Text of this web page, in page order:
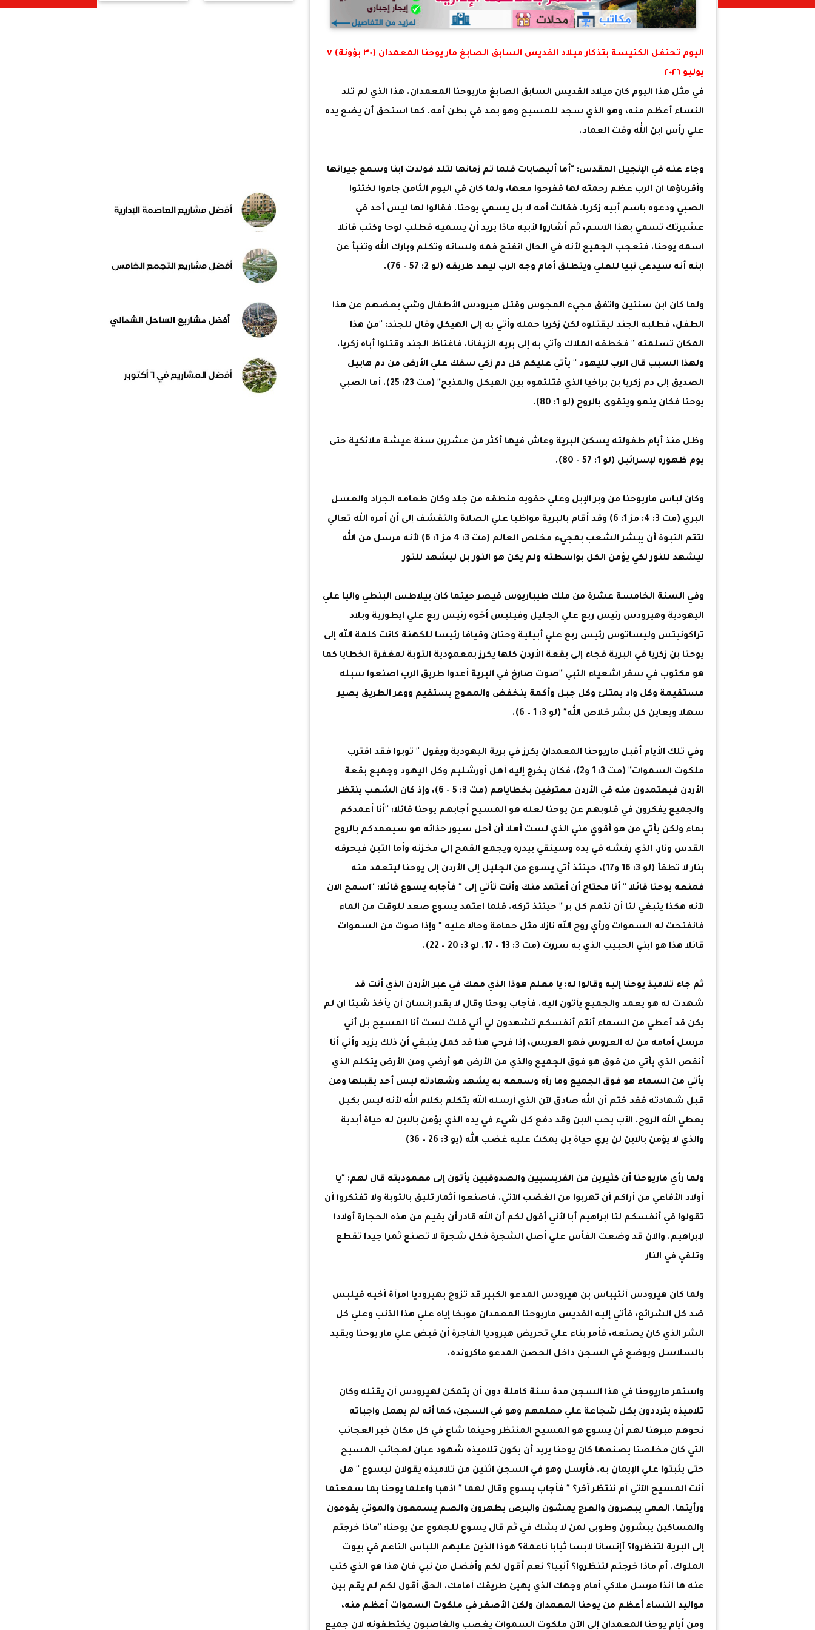
اليوم تحتفل الكنيسة بتذكار ميلاد القديس السابق الصابغ مار يوحنا المعمدان (٣٠ بؤونة) ٧
يوليو ٢٠٢٦
في مثل هذا اليوم كان ميلاد القديس السابق الصابغ ماريوحنا المعمدان. هذا الذي لم تلد
النساء أعظم منه، وهو الذي سجد للمسيح وهو بعد في بطن أمه. كما استحق أن يضع يده
علي رأس ابن الله وقت العماد.
وجاء عنه في الإنجيل المقدس: "أما أليصابات فلما تم زمانها لتلد فولدت ابنا وسمع جيرانها
وأقرباؤها ان الرب عظم رحمته لها ففرحوا معها، ولما كان في اليوم الثامن جاءوا لختنوا
الصبي ودعوه باسم أبيه زكريا. فقالت أمه لا بل يسمي يوحنا. فقالوا لها ليس أحد في
عشيرتك تسمي بهذا الاسم، ثم أشاروا لأبيه ماذا يريد أن يسميه فطلب لوحا وكتب قائلا
اسمه يوحنا. فتعجب الجميع لأنه في الحال انفتح فمه ولسانه وتكلم وبارك الله وتنبأ عن
ابنه أنه سيدعي نبيا للعلي وينطلق أمام وجه الرب ليعد طريقه (لو 2: 57 – 76).
ولما كان ابن سنتين واتفق مجيء المجوس وقتل هيرودس الأطفال وشي بعضهم عن هذا
الطفل، فطلبه الجند ليقتلوه لكن زكريا حمله وأتي به إلى الهيكل وقال للجند: "من هذا
المكان تسلمته " فخطفه الملاك وأتي به إلى بريه الزيفانا. فاغتاظ الجند وقتلوا أباه زكريا.
ولهذا السبب قال الرب لليهود " يأتي عليكم كل دم زكي سفك علي الأرض من دم هابيل
الصديق إلى دم زكريا بن براخيا الذي قتلتموه بين الهيكل والمذبح" (مت 23: 25). أما الصبي
يوحنا فكان ينمو ويتقوى بالروح (لو 1: 80).
وظل منذ أيام طفولته يسكن البرية وعاش فيها أكثر من عشرين سنة عيشة ملائكية حتى
يوم ظهوره لإسرائيل (لو 1: 57 – 80).
وكان لباس ماريوحنا من وبر الإبل وعلي حقويه منطقه من جلد وكان طعامه الجراد والعسل
البري (مت 3: 4: مز 1: 6) وقد أقام بالبرية مواظبا علي الصلاة والتقشف إلى أن أمره الله تعالي
لتتم النبوة أن يبشر الشعب بمجيء مخلص العالم (مت 3: 4 مز 1: 6) لأنه مرسل من الله
ليشهد للنور لكي يؤمن الكل بواسطته ولم يكن هو النور بل ليشهد للنور
وفي السنة الخامسة عشرة من ملك طيباريوس قيصر حينما كان بيلاطس البنطي واليا علي
اليهودية وهيرودس رئيس ربع علي الجليل وفيلبس أخوه رئيس ربع علي ايطورية وبلاد
تراكونيتس وليساتوس رئيس ربع علي أبيلية وحنان وقيافا رئيسا للكهنة كانت كلمة الله إلى
يوحنا بن زكريا في البرية فجاء إلى بقعة الأردن كلها يكرز بمعمودية التوبة لمغفرة الخطايا كما
هو مكتوب في سفر اشعياء النبي "صوت صارخ في البرية أعدوا طريق الرب اصنعوا سبله
مستقيمة وكل واد يمتلئ وكل جبل وأكمة ينخفض والمعوج يستقيم ووعر الطريق يصير
سهلا ويعاين كل بشر خلاص الله" (لو 3: 1 – 6).
وفي تلك الأيام أقبل ماريوحنا المعمدان يكرز في برية اليهودية ويقول " توبوا فقد اقترب
ملكوت السموات" (مت 3: 1 و2)، فكان يخرج إليه أهل أورشليم وكل اليهود وجميع بقعة
الأردن فيعتمدون منه في الأردن معترفين بخطاياهم (مت 3: 5 – 6)، وإذ كان الشعب ينتظر
والجميع يفكرون في قلوبهم عن يوحنا لعله هو المسيح أجابهم يوحنا قائلا: "أنا أعمدكم
بماء ولكن يأتي من هو أقوي مني الذي لست أهلا أن أحل سيور حذائه هو سيعمدكم بالروح
القدس ونار. الذي رفشه في يده وسينقي بيدره ويجمع القمح إلى مخزنه وأما التبن فيحرقه
بنار لا تطفأ (لو 3: 16 و17)، حينئذ أتي يسوع من الجليل إلى الأردن إلى يوحنا ليتعمد منه
فمنعه يوحنا قائلا " أنا محتاج أن أعتمد منك وأنت تأتي إلى " فأجابه يسوع قائلا: "اسمح الآن
لأنه هكذا ينبغي لنا أن نتمم كل بر " حينئذ تركه. فلما اعتمد يسوع صعد للوقت من الماء
فانفتحت له السموات ورأي روح الله نازلا مثل حمامة وحالا عليه " وإذا صوت من السموات
قائلا هذا هو ابني الحبيب الذي به سررت (مت 3: 13 – 17. لو 3: 20 – 22).
ثم جاء تلاميذ يوحنا إليه وقالوا له: يا معلم هوذا الذي معك في عبر الأردن الذي أنت قد
شهدت له هو يعمد والجميع يأتون اليه. فأجاب يوحنا وقال لا يقدر إنسان أن يأخذ شيئا ان لم
يكن قد أعطي من السماء أنتم أنفسكم تشهدون لي أني قلت لست أنا المسيح بل أني
مرسل أمامه من له العروس فهو العريس، إذا فرحي هذا قد كمل ينبغي أن ذلك يزيد وأني أنا
أنقص الذي يأتي من فوق هو فوق الجميع والذي من الأرض هو أرضي ومن الأرض يتكلم الذي
يأتي من السماء هو فوق الجميع وما رآه وسمعه به يشهد وشهادته ليس أحد يقبلها ومن
قبل شهادته فقد ختم أن الله صادق لآن الذي أرسله الله يتكلم بكلام الله لأنه ليس بكيل
يعطي الله الروح. الآب يحب الابن وقد دفع كل شيء في يده الذي يؤمن بالابن له حياة أبدية
والذي لا يؤمن بالابن لن يري حياة بل يمكث عليه غضب الله (يو 3: 26 – 36)
ولما رأي ماريوحنا أن كثيرين من الفريسيين والصدوقيين يأتون إلى معموديته قال لهم: "يا
أولاد الأفاعي من أراكم أن تهربوا من الغضب الآتي. فاصنعوا أثمار تليق بالتوبة ولا تفتكروا أن
تقولوا في أنفسكم لنا ابراهيم أبا لأني أقول لكم أن الله قادر أن يقيم من هذه الحجارة أولادا
لإبراهيم. والآن قد وضعت الفأس علي أصل الشجرة فكل شجرة لا تصنع ثمرا جيدا تقطع
وتلقي في النار
ولما كان هيرودس أنتيباس بن هيرودس المدعو الكبير قد تزوج بهيروديا امرأة أخيه فيلبس
ضد كل الشرائع، فأتي إليه القديس ماريوحنا المعمدان موبخا إياه علي هذا الذنب وعلي كل
الشر الذي كان يصنعه، فأمر بناء علي تحريض هيروديا الفاجرة أن قبض علي مار يوحنا ويقيد
بالسلاسل ويوضع في السجن داخل الحصن المدعو ماكرونده.
واستمر ماريوحنا في هذا السجن مدة سنة كاملة دون أن يتمكن لهيرودس أن يقتله وكان
تلاميذه يترددون بكل شجاعة علي معلمهم وهو في السجن، كما أنه لم يهمل واجباته
نحوهم مبرهنا لهم أن يسوع هو المسيح المنتظر وحينما شاع في كل مكان خبر العجائب
التي كان مخلصنا يصنعها كان يوحنا يريد أن يكون تلاميذه شهود عيان لعجائب المسيح
حتى يثبتوا علي الإيمان به. فأرسل وهو في السجن اثنين من تلاميذه يقولان ليسوع " هل
أنت المسيح الآتي أم ننتظر آخر؟ " فأجاب يسوع وقال لهما " اذهبا واعلما يوحنا بما سمعتما
ورأيتما. العمي يبصرون والعرج يمشون والبرص يطهرون والصم يسمعون والموتي يقومون
والمساكين يبشرون وطوبى لمن لا يشك في ثم قال يسوع للجموع عن يوحنا: "ماذا خرجتم
إلى البرية لتنظروا؟ أإنسانا لابسا ثيابا ناعمة؟ هوذا الذين عليهم اللباس الناعم في بيوت
الملوك. أم ماذا خرجتم لتنظروا؟ أنبيا؟ نعم أقول لكم وأفضل من نبي فان هذا هو الذي كتب
عنه ها أنذا مرسل ملاكي أمام وجهك الذي يهيئ طريقك أمامك. الحق أقول لكم لم يقم بين
مواليد النساء أعظم من يوحنا المعمدان ولكن الأصغر في ملكوت السموات أعظم منه،
ومن أيام يوحنا المعمدان إلى الآن ملكوت السموات يغصب والغاصبون يختطفونه لان جميع